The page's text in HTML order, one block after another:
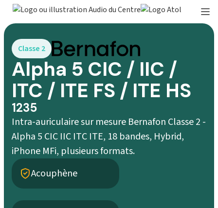
Classe 2
Alpha 5 CIC / IIC /
ITC / ITE FS / ITE HS
1235
Intra-auriculaire sur mesure Bernafon Classe 2 -
Alpha 5 CIC IIC ITC ITE, 18 bandes, Hybrid,
iPhone MFi, plusieurs formats.
Acouphène